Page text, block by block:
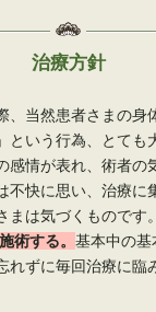
治療方針
、当然患者さまの身
という行為、とても
感情が表れ、術者の
不快に思い、治療に
は気づくものです。
術する。基本中の
れずに毎回治療に臨